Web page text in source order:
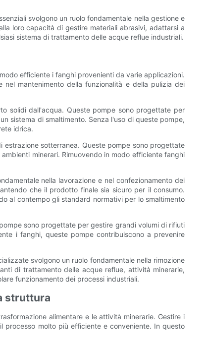
svolgono un ruolo fondamentale nella gestione e
loro capacità di gestire materiali abrasivi, adattarsi a
sistema di trattamento delle acque reflue industriali.
efficiente i fanghi provenienti da varie applicazioni.
mantenimento della funzionalità e della pulizia dei
solidi dall'acqua. Queste pompe sono progettate per
sistema di smaltimento. Senza l'uso di queste pompe,
idrica.
sotterranea. Queste pompe sono progettate
minerari. Rimuovendo in modo efficiente fanghi
nella lavorazione e nel confezionamento dei
che il prodotto finale sia sicuro per il consumo.
al contempo gli standard normativi per lo smaltimento
sono progettate per gestire grandi volumi di rifiuti
i fanghi, queste pompe contribuiscono a prevenire
svolgono un ruolo fondamentale nella rimozione
di trattamento delle acque reflue, attività minerarie,
funzionamento dei processi industriali.
struttura
alimentare e le attività minerarie. Gestire i
molto più efficiente e conveniente. In questo